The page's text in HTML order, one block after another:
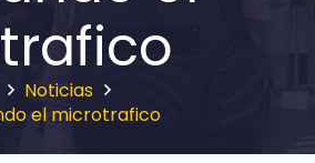
Noticias
el microtrafico